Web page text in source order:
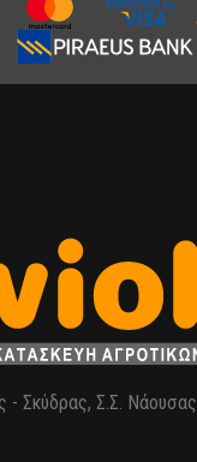
- Σκύδρας, Σ.Σ. Νάουσας